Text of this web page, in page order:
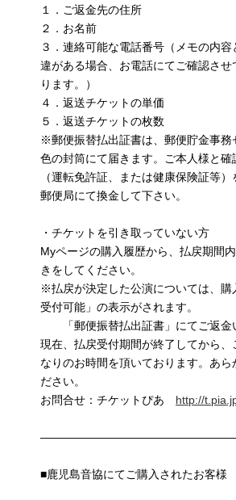
１．ご返金先の住所
２．お名前
３．連絡可能な電話番号（メモの内容
違がある場合、お電話にてご確認させ
ります。）
４．返送チケットの単価
５．返送チケットの枚数
※郵便振替払出証書は、郵便貯金事務
色の封筒にて届きます。ご本人様と確
（運転免許証、または健康保険証等）
郵便局にて換金して下さい。
・チケットを引き取っていない方
Myページの購入履歴から、払戻期間
きをしてください。
※払戻が決定した公演については、購
受付可能」の表示がされます。
「郵便振替払出証書」にてご返金
現在、払戻受付期間が終了してから、
なりのお時間を頂いております。あら
ださい。
お問合せ：チケットぴあ http://
■鹿児島音協にてご購入されたお客様